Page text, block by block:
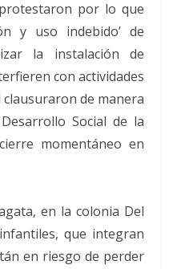
por lo que
y uso indebido’ de
la instalación de
con actividades
de manera
Social de la
momentáneo en
en la colonia Del
que integran
en riesgo de perder